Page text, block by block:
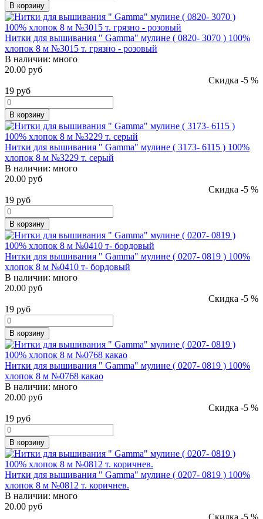
В корзину
Нитки для вышивания " Gamma" мулине ( 0820- 3070 ) 100%
хлопок 8 м №3015 т. грязно - розовый
В наличии: много
20.00 руб
Скидка -5 %
19 руб
В корзину
Нитки для вышивания " Gamma" мулине ( 3173- 6115 ) 100%
хлопок 8 м №3229 т. серый
В наличии: много
20.00 руб
Скидка -5 %
19 руб
В корзину
Нитки для вышивания " Gamma" мулине ( 0207- 0819 ) 100%
хлопок 8 м №0410 т- бордовый
В наличии: много
20.00 руб
Скидка -5 %
19 руб
В корзину
Нитки для вышивания " Gamma" мулине ( 0207- 0819 ) 100%
хлопок 8 м №0768 какао
В наличии: много
20.00 руб
Скидка -5 %
19 руб
В корзину
Нитки для вышивания " Gamma" мулине ( 0207- 0819 ) 100%
хлопок 8 м №0812 т. коричнев.
В наличии: много
20.00 руб
Скидка -5 %